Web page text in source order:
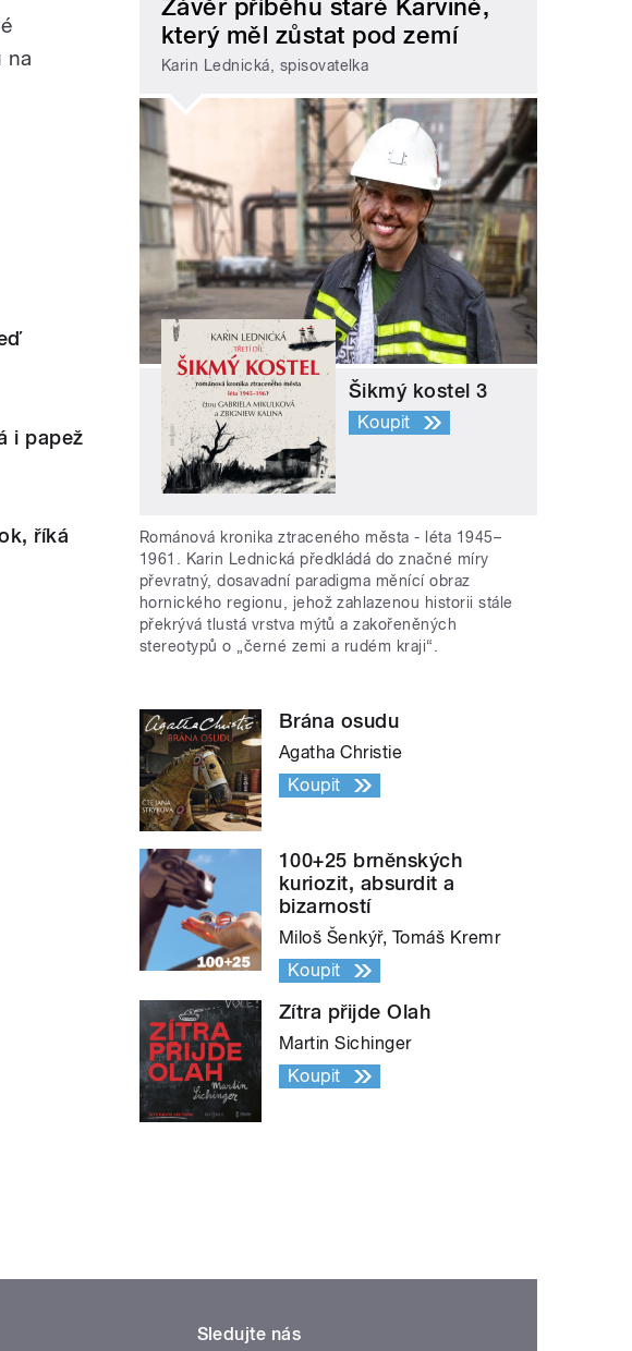
na
i papež
říká
Závěr příběhu staré Karviné,
který měl zůstat pod zemí
Karin Lednická, spisovatelka
Šikmý kostel 3
Koupit
Románová kronika ztraceného města - léta 1945–
1961. Karin Lednická předkládá do značné míry
převratný, dosavadní paradigma měnící obraz
hornického regionu, jehož zahlazenou historii stále
překrývá tlustá vrstva mýtů a zakořeněných
stereotypů o „černé zemi a rudém kraji“.
Brána osudu
Agatha Christie
Koupit
100+25 brněnských
kuriozit, absurdit a
bizarností
Miloš Šenkýř, Tomáš Kremr
Koupit
Zítra přijde Olah
Martin Sichinger
Koupit
Sledujte nás